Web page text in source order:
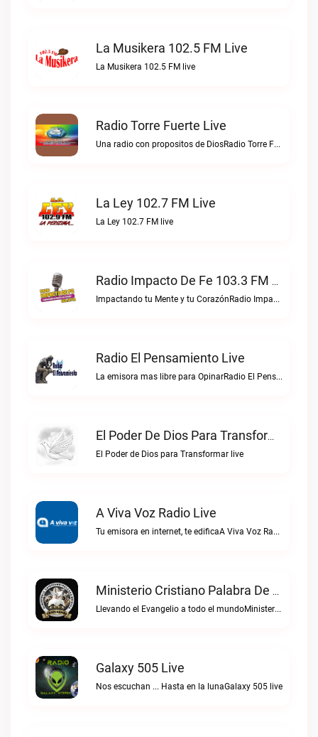
La Musikera 102.5 FM Live
La Musikera 102.5 FM live
Radio Torre Fuerte Live
Una radio con propositos de DiosRadio Torre Fuerte live
La Ley 102.7 FM Live
La Ley 102.7 FM live
Radio Impacto De Fe 103.3 FM Live
Impactando tu Mente y tu CorazónRadio Impacto de Fe 103.3 FM live
Radio El Pensamiento Live
La emisora mas libre para OpinarRadio El Pensamiento live
El Poder De Dios Para Transformar Live
El Poder de Dios para Transformar live
A Viva Voz Radio Live
Tu emisora en internet, te edificaA Viva Voz Radio live
Ministerio Cristiano Palabra De Vida Live
Llevando el Evangelio a todo el mundoMinisterio Cristiano Palabra de Vida live
Galaxy 505 Live
Nos escuchan ... Hasta en la lunaGalaxy 505 live